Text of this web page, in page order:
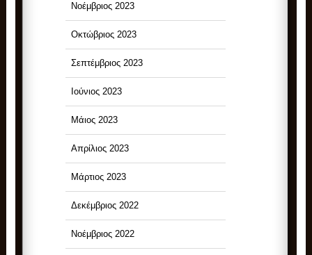
Νοέμβριος 2023
Οκτώβριος 2023
Σεπτέμβριος 2023
Ιούνιος 2023
Μάιος 2023
Απρίλιος 2023
Μάρτιος 2023
Δεκέμβριος 2022
Νοέμβριος 2022